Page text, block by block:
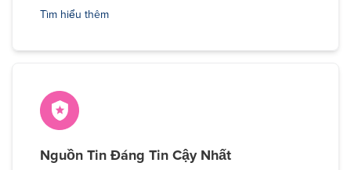
Tìm hiểu thêm
Nguồn Tin Đáng Tin Cậy Nhất